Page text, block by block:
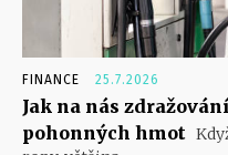
FINANCE 25.7.2026
Jak na nás
pohonných hmot